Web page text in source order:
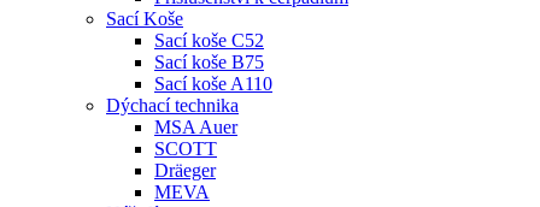
Sací Koše
Sací koše C52
Sací koše B75
Sací koše A110
Dýchací technika
MSA Auer
SCOTT
Dräeger
MEVA